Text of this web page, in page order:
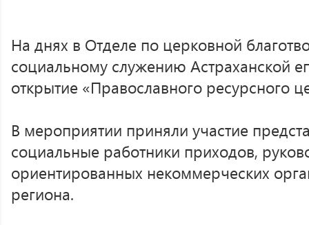
На днях в Отделе по церковной
социальному служению Астраханской
открытие «Православного ресурсного
В мероприятии приняли участие
социальные работники приходов,
ориентированных некоммерческих
региона.